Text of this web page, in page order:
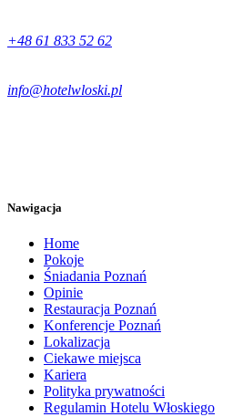
+48 61 833 52 62
info@hotelwloski.pl
Nawigacja
Home
Pokoje
Śniadania Poznań
Opinie
Restauracja Poznań
Konferencje Poznań
Lokalizacja
Ciekawe miejsca
Kariera
Polityka prywatności
Regulamin Hotelu Włoskiego